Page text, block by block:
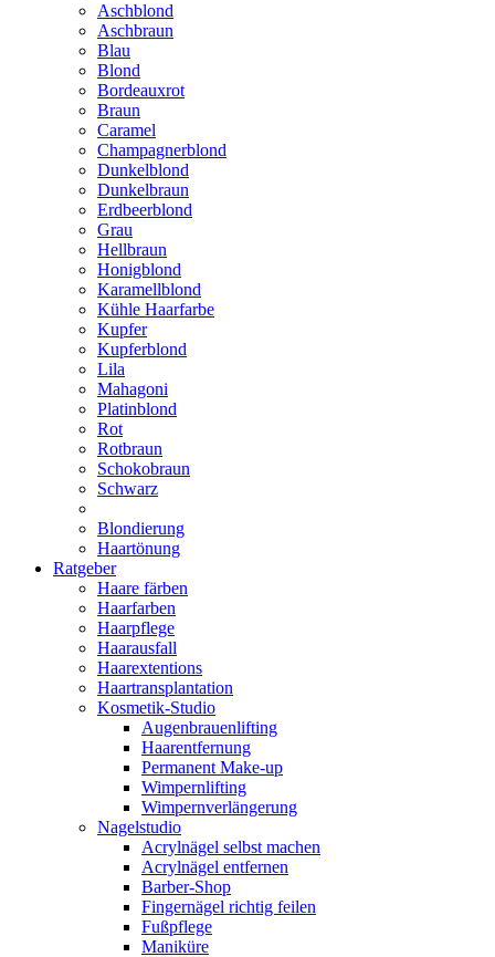
Aschblond
Aschbraun
Blau
Blond
Bordeauxrot
Braun
Caramel
Champagnerblond
Dunkelblond
Dunkelbraun
Erdbeerblond
Grau
Hellbraun
Honigblond
Karamellblond
Kühle Haarfarbe
Kupfer
Kupferblond
Lila
Mahagoni
Platinblond
Rot
Rotbraun
Schokobraun
Schwarz
Blondierung
Haartönung
Ratgeber
Haare färben
Haarfarben
Haarpflege
Haarausfall
Haarextentions
Haartransplantation
Kosmetik-Studio
Augenbrauenlifting
Haarentfernung
Permanent Make-up
Wimpernlifting
Wimpernverlängerung
Nagelstudio
Acrylnägel selbst machen
Acrylnägel entfernen
Barber-Shop
Fingernägel richtig feilen
Fußpflege
Maniküre